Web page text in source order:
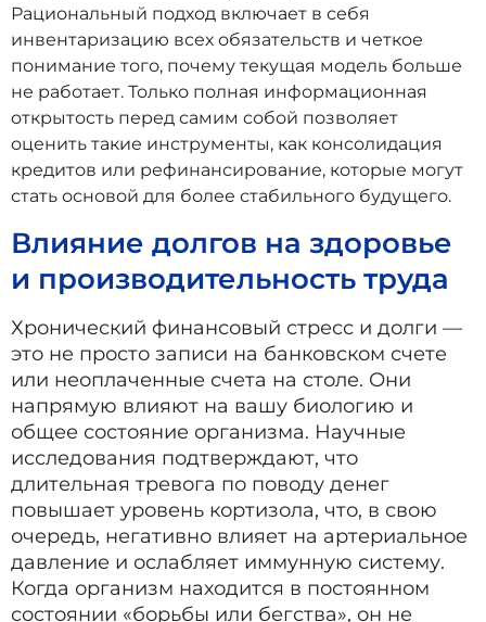
Рациональный подход включает в себя
инвентаризацию всех обязательств и четкое
понимание того, почему текущая модель больше
не работает. Только полная информационная
открытость перед самим собой позволяет
оценить такие инструменты, как консолидация
кредитов или рефинансирование, которые могут
стать основой для более стабильного будущего.
Влияние долгов на здоровье
и производительность труда
Хронический финансовый стресс и долги —
это не просто записи на банковском счете
или неоплаченные счета на столе. Они
напрямую влияют на вашу биологию и
общее состояние организма. Научные
исследования подтверждают, что
длительная тревога по поводу денег
повышает уровень кортизола, что, в свою
очередь, негативно влияет на артериальное
давление и ослабляет иммунную систему.
Когда организм находится в постоянном
состоянии «борьбы или бегства», он не